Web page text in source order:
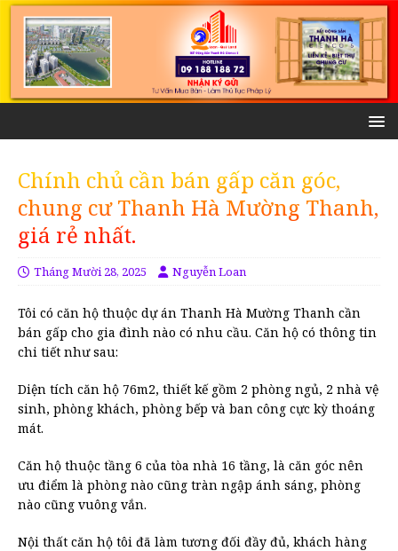
Chính chủ cần bán gấp căn góc,
chung cư Thanh Hà Mường Thanh,
giá rẻ nhất.
Tháng Mười 28, 2025 Nguyễn Loan
Tôi có căn hộ thuộc dự án Thanh Hà Mường Thanh cần
bán gấp cho gia đình nào có nhu cầu. Căn hộ có thông tin
chi tiết như sau:
Diện tích căn hộ 76m2, thiết kế gồm 2 phòng ngủ, 2 nhà vệ
sinh, phòng khách, phòng bếp và ban công cực kỳ thoáng
mát.
Căn hộ thuộc tầng 6 của tòa nhà 16 tầng, là căn góc nên
ưu điểm là phòng nào cũng tràn ngập ánh sáng, phòng
nào cũng vuông vắn.
Nội thất căn hộ tôi đã làm tương đối đầy đủ, khách hàng